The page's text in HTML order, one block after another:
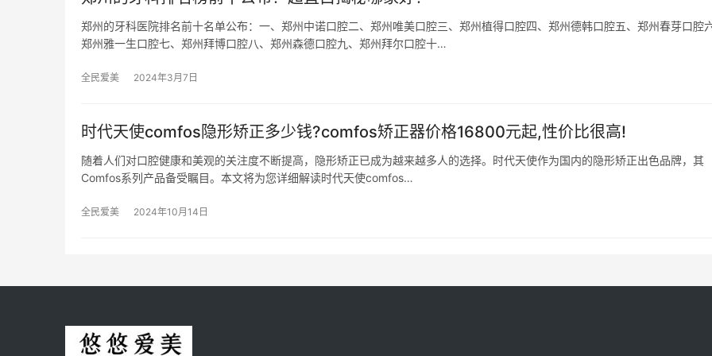
郑州的牙科医院排名前十名单公布：一、郑州中诺口腔二、郑州唯美口腔三、郑州植得口腔四、郑州德韩口腔五、郑州春芽口腔
郑州雅一生口腔七、郑州拜博口腔八、郑州森德口腔九、郑州拜尔口腔十…
全民爱美 2024年3月7日
时代天使comfos隐形矫正多少钱?comfos矫正器价格16800元起,性价比很高!
随着人们对口腔健康和美观的关注度不断提高，隐形矫正已成为越来越多人的选择。时代天使作为国内的隐形矫正出色品牌，其
Comfos系列产品备受瞩目。本文将为您详细解读时代天使comfos…
全民爱美 2024年10月14日